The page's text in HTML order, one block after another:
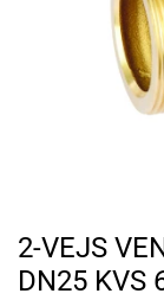
2-VEJS
DN25 KVS